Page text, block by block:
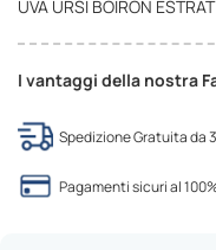
UVA URSI BOIRON
I vantaggi della nostra
Spedizione Gratuita da
Pagamenti sicuri al